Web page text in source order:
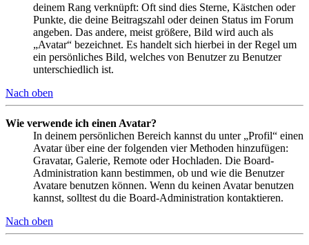
deinem Rang verknüpft: Oft sind dies Sterne, Kästchen oder
Punkte, die deine Beitragszahl oder deinen Status im Forum
angeben. Das andere, meist größere, Bild wird auch als
„Avatar“ bezeichnet. Es handelt sich hierbei in der Regel um
ein persönliches Bild, welches von Benutzer zu Benutzer
unterschiedlich ist.
Nach oben
Wie verwende ich einen Avatar?
In deinem persönlichen Bereich kannst du unter „Profil“ einen
Avatar über eine der folgenden vier Methoden hinzufügen:
Gravatar, Galerie, Remote oder Hochladen. Die Board-
Administration kann bestimmen, ob und wie die Benutzer
Avatare benutzen können. Wenn du keinen Avatar benutzen
kannst, solltest du die Board-Administration kontaktieren.
Nach oben